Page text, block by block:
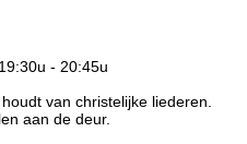
19:30u - 20:45u
van christelijke liederen.
aan de deur.